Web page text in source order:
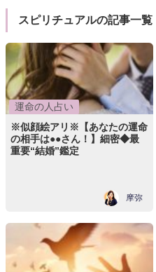
スピリチュアルの記事一覧
運命の人占い
※似顔絵アリ※【あなたの運命
の相手は●●さん！】細密◆最
重要“結婚”鑑定
摩弥